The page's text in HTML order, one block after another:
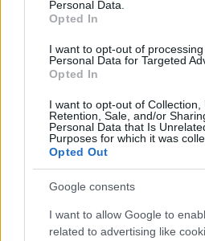
Personal Data.
Opted In
I want to opt-out of
Personal Data for Targeted
Opted In
I want to opt-out of Collection,
Retention, Sale, and/or
Personal Data that Is
Purposes for which it was
Opted Out
Google consents
I want to allow Google to
related to advertising like